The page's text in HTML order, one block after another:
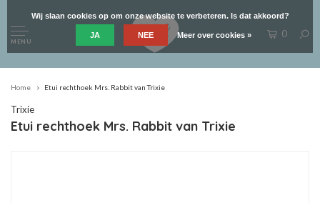
MENU
0
Home Etui rechthoek Mrs. Rabbit van Trixie
Trixie
Etui rechthoek Mrs. Rabbit van Trixie
Wij slaan cookies op om onze website te verbeteren. Is dat akkoord?
JA NEE Meer over cookies »